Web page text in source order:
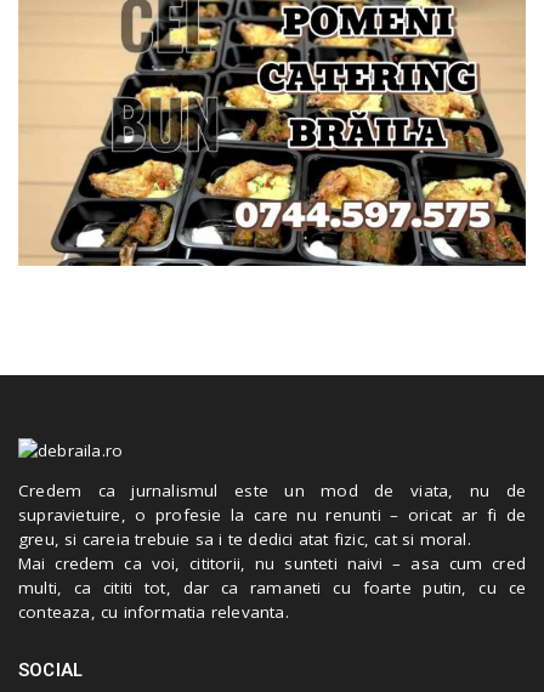
Credem ca jurnalismul este un mod de viata, nu de
supravietuire, o profesie la care nu renunti – oricat ar fi de
greu, si careia trebuie sa i te dedici atat fizic, cat si moral.
Mai credem ca voi, cititorii, nu sunteti naivi – asa cum cred
multi, ca cititi tot, dar ca ramaneti cu foarte putin, cu ce
conteaza, cu informatia relevanta.
SOCIAL